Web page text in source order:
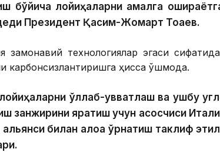
бўйича лойиҳаларни амалга
Президент Қасим-Жомарт Тоқаев.
замонавий технологиялар эгаси
карбонсизлантиришга ҳисса қўшмоқда.
қўллаб-қувватлаш ва ушбу
занжирини яратиш учун асосчиси
альянси билан алоқа ўрнатиш таклиф